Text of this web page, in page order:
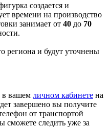
создается и
времени на производство
занимает от 40 до 70
региона и будут уточнены
в вашем личном кабинете на
завершено вы получите
от транспортой
следить уже за